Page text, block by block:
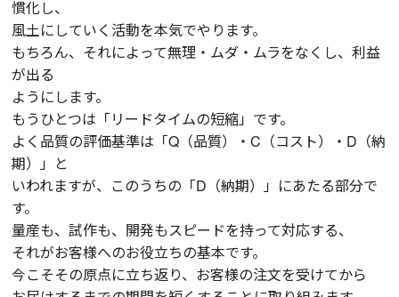
慣化し、
風土にしていく活動を本気でやります。
もちろん、それによって無理・ムダ・ムラをなくし、利益
が出る
ようにします。
もうひとつは「リードタイムの短縮」です。
よく品質の評価基準は「Q（品質）・C（コスト）・D（納
期）」と
いわれますが、このうちの「D（納期）」にあたる部分で
す。
量産も、試作も、開発もスピードを持って対応する、
それがお客様へのお役立ちの基本です。
今こそその原点に立ち返り、お客様の注文を受けてから